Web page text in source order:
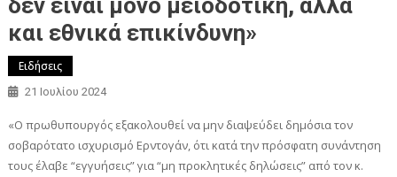
δεν είναι μόνο μειοδοτική, αλλά
και εθνικά επικίνδυνη»
Ειδήσεις
21 Ιουλίου 2024
«Ο πρωθυπουργός εξακολουθεί να μην διαψεύδει δημόσια τον
σοβαρότατο ισχυρισμό Ερντογάν, ότι κατά την πρόσφατη συνάντηση
τους έλαβε “εγγυήσεις” για “μη προκλητικές δηλώσεις” από τον κ.